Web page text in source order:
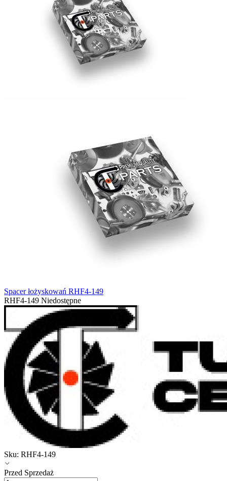
Spacer łożyskowań RHF4-149
RHF4-149 Niedostępne
Sku: RHF4-149
Przed Sprzedaż